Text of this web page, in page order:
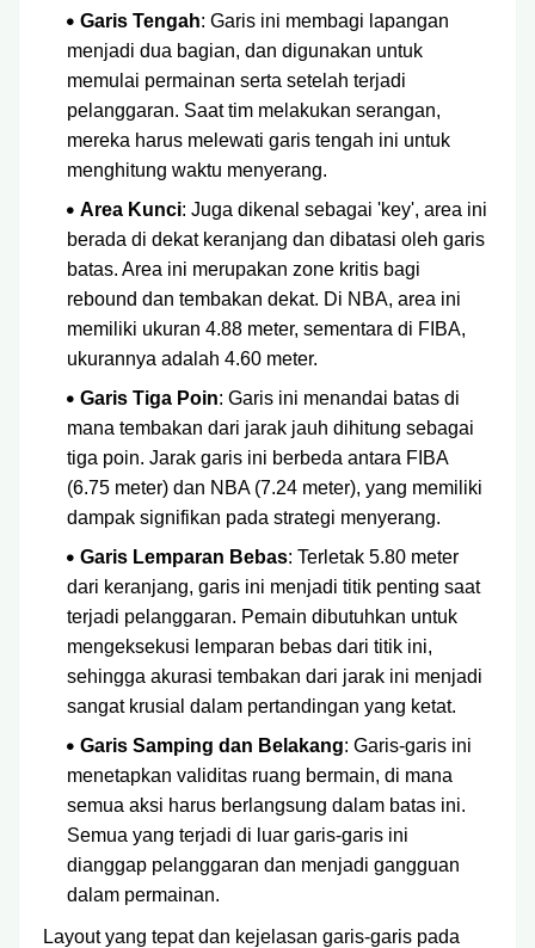
Garis Tengah: Garis ini membagi lapangan
menjadi dua bagian, dan digunakan untuk
memulai permainan serta setelah terjadi
pelanggaran. Saat tim melakukan serangan,
mereka harus melewati garis tengah ini untuk
menghitung waktu menyerang.
Area Kunci: Juga dikenal sebagai 'key', area ini
berada di dekat keranjang dan dibatasi oleh garis
batas. Area ini merupakan zone kritis bagi
rebound dan tembakan dekat. Di NBA, area ini
memiliki ukuran 4.88 meter, sementara di FIBA,
ukurannya adalah 4.60 meter.
Garis Tiga Poin: Garis ini menandai batas di
mana tembakan dari jarak jauh dihitung sebagai
tiga poin. Jarak garis ini berbeda antara FIBA
(6.75 meter) dan NBA (7.24 meter), yang memiliki
dampak signifikan pada strategi menyerang.
Garis Lemparan Bebas: Terletak 5.80 meter
dari keranjang, garis ini menjadi titik penting saat
terjadi pelanggaran. Pemain dibutuhkan untuk
mengeksekusi lemparan bebas dari titik ini,
sehingga akurasi tembakan dari jarak ini menjadi
sangat krusial dalam pertandingan yang ketat.
Garis Samping dan Belakang: Garis-garis ini
menetapkan validitas ruang bermain, di mana
semua aksi harus berlangsung dalam batas ini.
Semua yang terjadi di luar garis-garis ini
dianggap pelanggaran dan menjadi gangguan
dalam permainan.
Layout yang tepat dan kejelasan garis-garis pada